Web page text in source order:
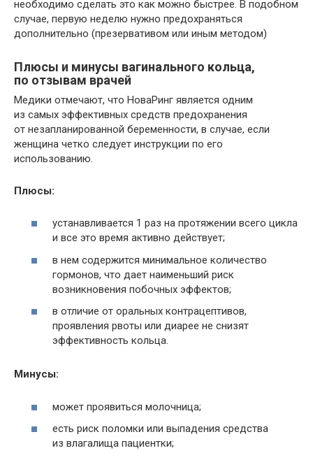
необходимо сделать это как можно быстрее. В подобном
случае, первую неделю нужно предохраняться
дополнительно (презервативом или иным методом)
Плюсы и минусы вагинального кольца,
по отзывам врачей
Медики отмечают, что НоваРинг является одним
из самых эффективных средств предохранения
от незапланированной беременности, в случае, если
женщина четко следует инструкции по его
использованию.
Плюсы:
устанавливается 1 раз на протяжении всего цикла
и все это время активно действует;
в нем содержится минимальное количество
гормонов, что дает наименьший риск
возникновения побочных эффектов;
в отличие от оральных контрацептивов,
проявления рвоты или диарее не снизят
эффективность кольца.
Минусы:
может проявиться молочница;
есть риск поломки или выпадения средства
из влагалища пациентки;